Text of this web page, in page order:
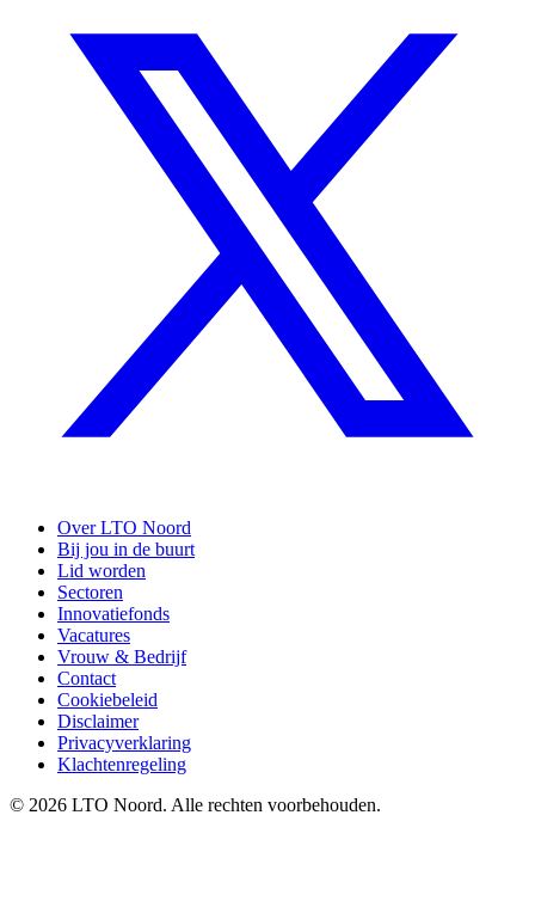
Over LTO Noord
Bij jou in de buurt
Lid worden
Sectoren
Innovatiefonds
Vacatures
Vrouw & Bedrijf
Contact
Cookiebeleid
Disclaimer
Privacyverklaring
Klachtenregeling
© 2026 LTO Noord. Alle rechten voorbehouden.